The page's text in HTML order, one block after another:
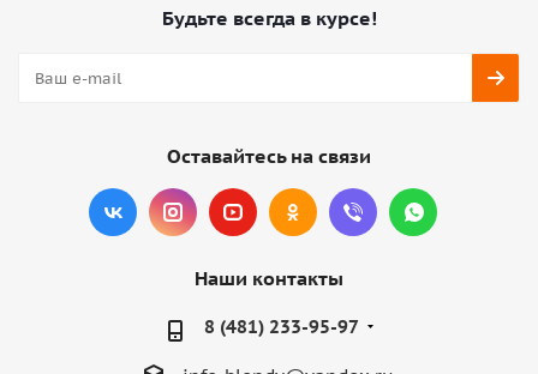
Будьте всегда в курсе!
Оставайтесь на связи
Наши контакты
8 (481) 233-95-97